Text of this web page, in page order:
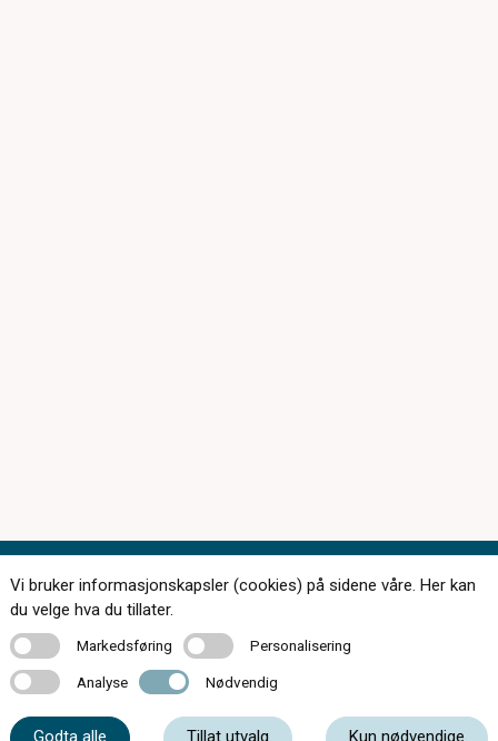
Kontakt oss
Vi bruker informasjonskapsler (cookies) på sidene våre. Her kan
du velge hva du tillater.
MarkedsføringMarkedsføring PersonaliseringPersonalisering
Analyse Analyse Nødvendig Nødvendig
Godta alle Tillat utvalg Kun nødvendige